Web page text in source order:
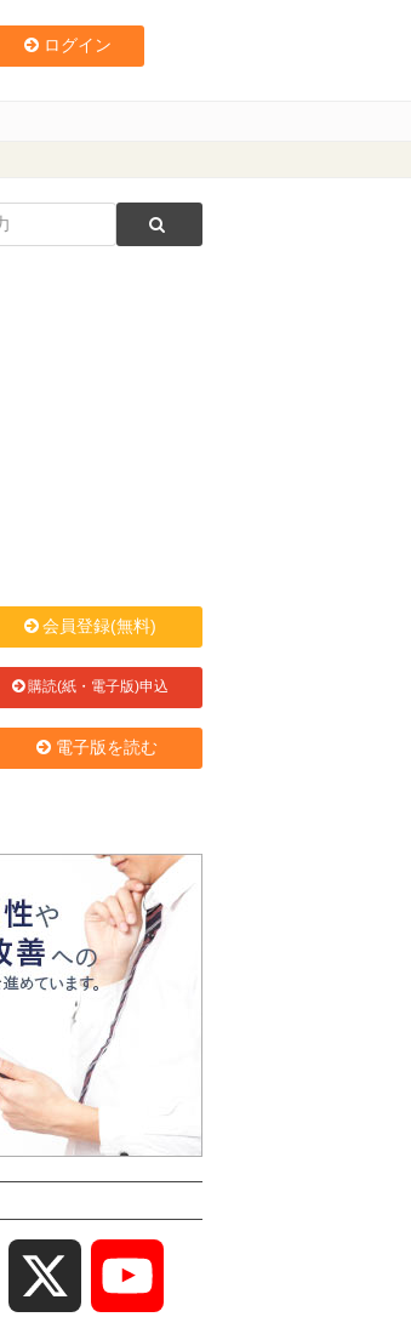
ログイン
会員登録(無料)
購読(紙・電子版)申込
電子版を読む
Instagram